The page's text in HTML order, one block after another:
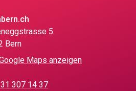
5
Bern
Maps anzeigen
307 14 37